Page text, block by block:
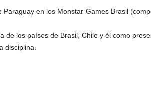
en los Monstar Games Brasil
los países de Brasil, Chile y él como
disciplina.